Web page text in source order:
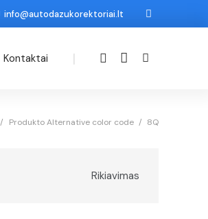
info@autodazukorektoriai.lt
Kontaktai |
/ Produkto Alternative color code / 8Q
Rikiavimas